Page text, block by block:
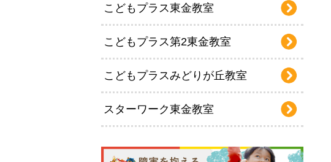
こどもプラス東金教室
こどもプラス第2東金教室
こどもプラスみどりが丘教室
スターワーク東金教室